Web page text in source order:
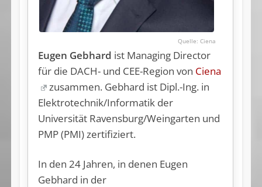
Ciena
Eugen Gebhard ist Managing Director
für die DACH- und CEE-Region von Ciena
zusammen. Gebhard ist Dipl.-Ing. in
Elektrotechnik/Informatik der
Universität Ravensburg/Weingarten und
PMP (PMI) zertifiziert.
In den 24 Jahren, in denen Eugen
Gebhard in der